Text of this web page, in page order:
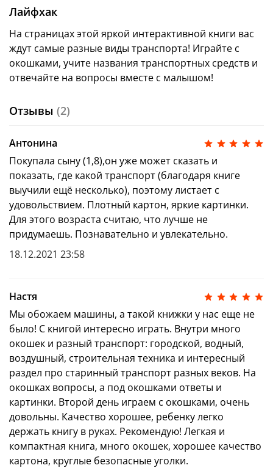
Лайфхак
На страницах этой яркой интерактивной книги вас
ждут самые разные виды транспорта! Играйте с
окошками, учите названия транспортных средств и
отвечайте на вопросы вместе с малышом!
Отзывы (2)
Антонина
Покупала сыну (1,8),он уже может сказать и
показать, где какой транспорт (благодаря книге
выучили ещё несколько), поэтому листает с
удовольствием. Плотный картон, яркие картинки.
Для этого возраста считаю, что лучше не
придумаешь. Познавательно и увлекательно.
18.12.2021 23:58
Настя
Мы обожаем машины, а такой книжки у нас еще не
было! С книгой интересно играть. Внутри много
окошек и разный транспорт: городской, водный,
воздушный, строительная техника и интересный
раздел про старинный транспорт разных веков. На
окошках вопросы, а под окошками ответы и
картинки. Второй день играем с окошками, очень
довольны. Качество хорошее, ребенку легко
держать книгу в руках. Рекомендую! Легкая и
компактная книга, много окошек, хорошее качество
картона, круглые безопасные уголки.